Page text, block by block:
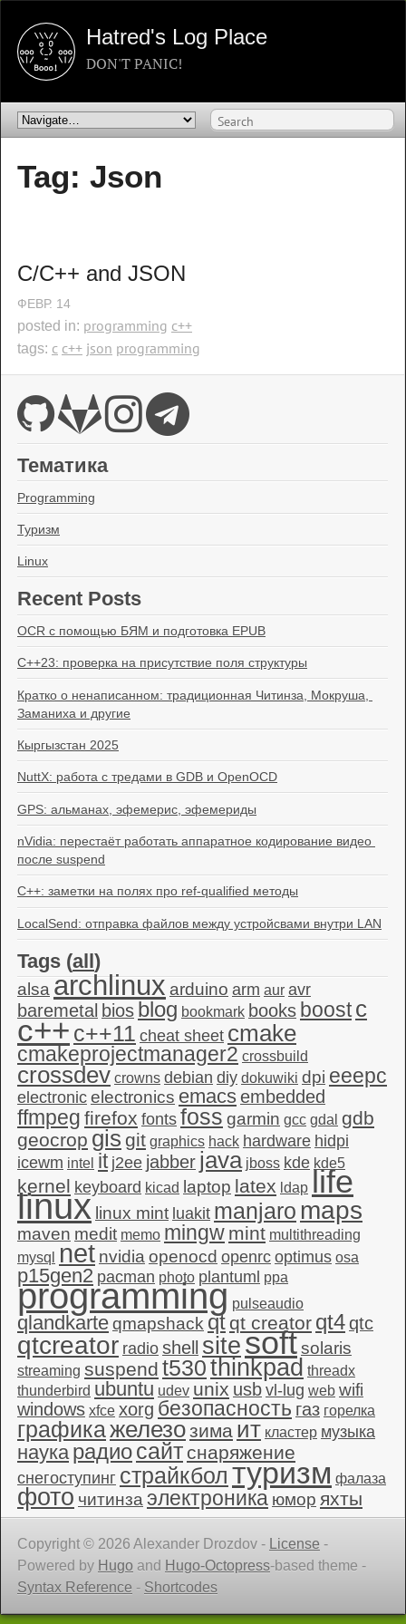
Hatred's Log Place
DON'T PANIC!
Tag: Json
C/C++ and JSON
ФЕВР. 14
posted in: programming c++
tags: c c++ json programming
Тематика
Programming
Туризм
Linux
Recent Posts
OCR с помощью БЯМ и подготовка EPUB
C++23: проверка на присутствие поля структуры
Кратко о ненаписанном: традиционная Читинза, Мокруша,
Заманиха и другие
Кыргызстан 2025
NuttX: работа с тредами в GDB и OpenOCD
GPS: альманах, эфемерис, эфемериды
nVidia: перестаёт работать аппаратное кодирование видео
после suspend
C++: заметки на полях про ref-qualified методы
LocalSend: отправка файлов между устройсвами внутри LAN
Tags (all)
alsa archlinux arduino arm aur avr
baremetal bios blog bookmark books boost c
c++c++11 cheat sheet cmake
cmakeprojectmanager2 crossbuild
crossdev crowns debian diy dokuwiki dpi eeepc
electronic electronics emacsembedded
ffmpeg firefox fonts foss garmin gcc gdal gdb
geocrop gis git graphics hack hardware hidpi
icewm intel it j2ee jabber java jboss kde kde5
kernel keyboard kicad laptop latex ldap life
linux linux mint luakit manjaro maps
maven medit memo mingw mint multithreading
mysql
net nvidia openocd openrc optimus osa
p15gen2 pacman photo plantuml ppa
programming pulseaudio
qlandkarteqmapshack qt qt creator qt4qtc
qtcreator radio shell sitesoftsolaris
streaming suspend t530thinkpad threadx
thunderbird ubuntu udev unix usb vl-lug web wifi
windows xfce xorg безопасность газ горелка
графикажелезозима ит кластер музыка
наука радиосайт снаряжение
снегоступинг страйкбол туризм фалаза
фото читинза электроника юмор яхты
Copyright © 2026 Alexander Drozdov - License -
Powered by Hugo and Hugo-Octopress-based theme -
Syntax Reference - Shortcodes